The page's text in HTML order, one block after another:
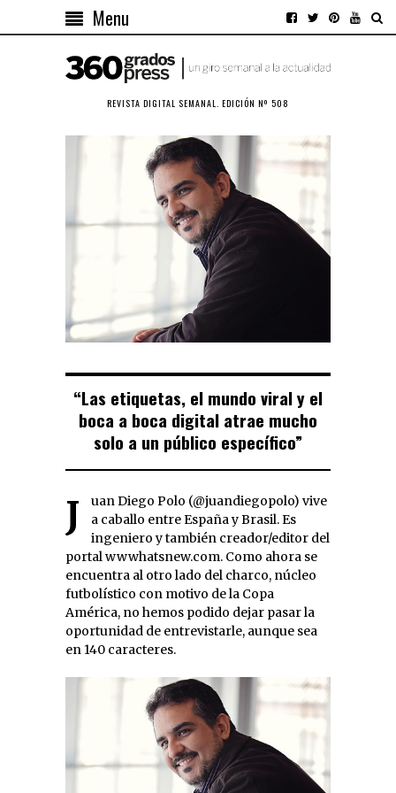
Menu
REVISTA DIGITAL SEMANAL. EDICIÓN Nº 508
“Las etiquetas, el mundo viral y el
boca a boca digital atrae mucho
solo a un público específico”
Juan Diego Polo (@juandiegopolo) vive
a caballo entre España y Brasil. Es
ingeniero y también creador/editor del
portal wwwhatsnew.com. Como ahora se
encuentra al otro lado del charco, núcleo
futbolístico con motivo de la Copa
América, no hemos podido dejar pasar la
oportunidad de entrevistarle, aunque sea
en 140 caracteres.